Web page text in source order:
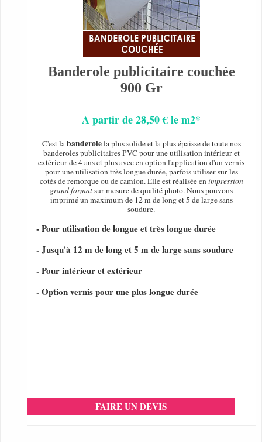
Banderole publicitaire couchée
900 Gr
A partir de 28,50 € le m2*
C'est labanderolela plus solide et la plus épaisse de toute nos
banderoles publicitaires PVC pour une utilisation intérieur et
extérieur de 4 ans et plus avec en option l'application d'un vernis
pour une utilisation très longue durée, parfois utiliser sur les
cotés de remorque ou de camion. Elle est réalisée enimpression
grand formatsur mesure de qualité photo. Nous pouvons
imprimé un maximum de 12 m de long et 5 de large sans
soudure.
- Pour utilisation de longue et très longue durée
- Jusqu'à 12 m de long et 5 m de large sans soudure
- Pour intérieur et extérieur
- Option vernis pour une plus longue durée
FAIRE UN DEVIS